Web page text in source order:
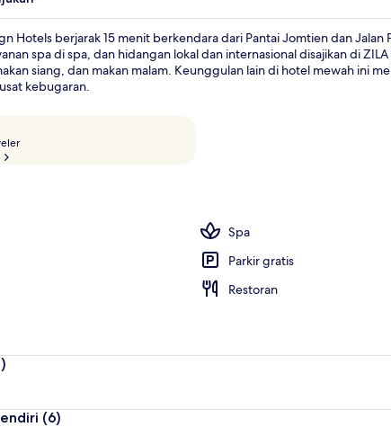
Hotels berjarak 15 menit berkendara dari Pantai Jomtien dan Jalan
spa di spa, dan hidangan lokal dan internasional disajikan di ZILA
siang, dan makan malam. Keunggulan lain di hotel mewah ini
kebugaran.
i
l
Spa
Parkir gratis
Restoran
(6)